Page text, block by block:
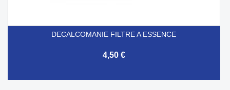
DECALCOMANIE FILTRE A ESSENCE
4,50 €